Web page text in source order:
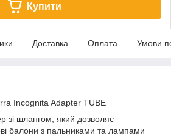
Купити
Доставка Оплата Умови
Incognita Adapter TUBE
зі шлангом, який дозволяє
балони з пальниками та лампами